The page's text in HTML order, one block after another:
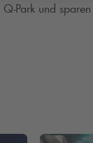
Q-Park und